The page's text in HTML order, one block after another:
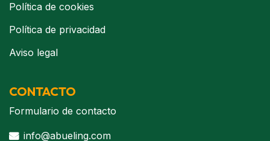
Política de cookies
Política de privacidad
Aviso legal
CONTACTO
Formulario de contacto
info@abueling.com